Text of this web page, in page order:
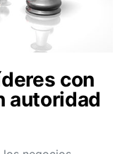
con
autoridad